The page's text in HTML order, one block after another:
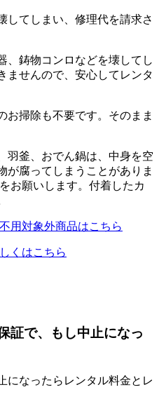
してしまい、修理代を請求さ
、鋳物コンロなどを壊してし
ませんので、安心してレンタ
お掃除も不要です。そのまま
羽釜、おでん鍋は、中身を空
が腐ってしまうことがありま
お願いします。付着したカ
用対象外商品はこちら
くはこちら
証で、もし中止になっ
になったらレンタル料金とレ